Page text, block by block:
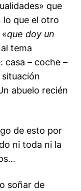
que
lo que el otro
«que doy un
tema
casa – coche –
abuelo recién
de esto por
ni toda ni la
soñar de